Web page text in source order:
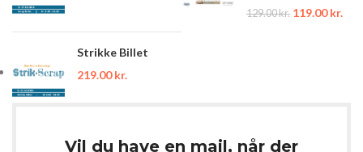
Strikke Billet
219.00kr.
129.00kr. 119.00kr.
Vil du have en mail, når der